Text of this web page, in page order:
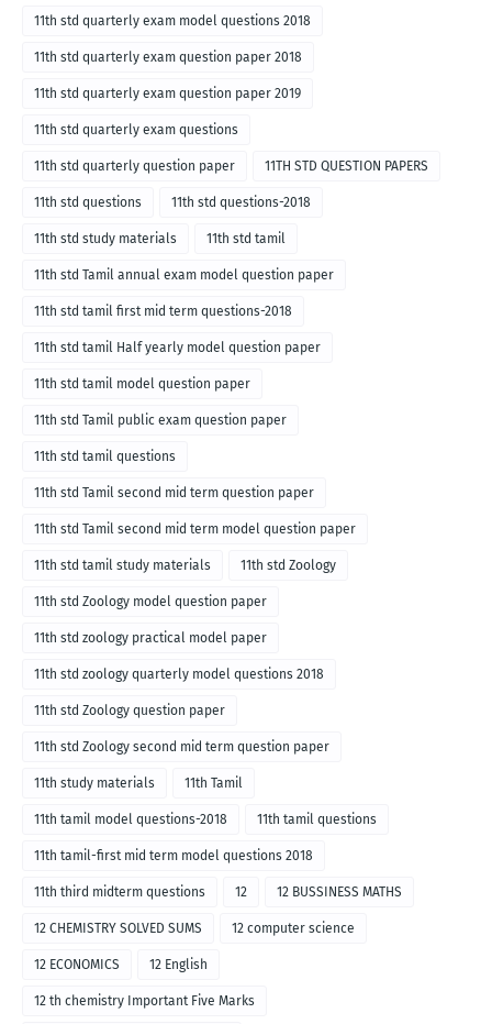
11th std quarterly exam model questions 2018
11th std quarterly exam question paper 2018
11th std quarterly exam question paper 2019
11th std quarterly exam questions
11th std quarterly question paper 11TH STD QUESTION PAPERS
11th std questions 11th std questions-2018
11th std study materials 11th std tamil
11th std Tamil annual exam model question paper
11th std tamil first mid term questions-2018
11th std tamil Half yearly model question paper
11th std tamil model question paper
11th std Tamil public exam question paper
11th std tamil questions
11th std Tamil second mid term question paper
11th std Tamil second mid term model question paper
11th std tamil study materials 11th std Zoology
11th std Zoology model question paper
11th std zoology practical model paper
11th std zoology quarterly model questions 2018
11th std Zoology question paper
11th std Zoology second mid term question paper
11th study materials 11th Tamil
11th tamil model questions-2018 11th tamil questions
11th tamil-first mid term model questions 2018
11th third midterm questions 12 12 BUSSINESS MATHS
12 CHEMISTRY SOLVED SUMS 12 computer science
12 ECONOMICS 12 English
12 th chemistry Important Five Marks